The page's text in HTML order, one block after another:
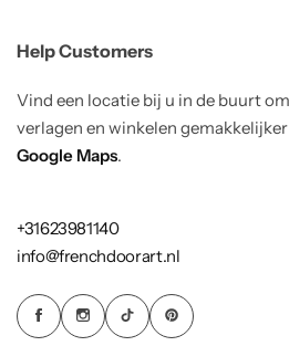
Help Customers
Vind een locatie bij u in de buurt
verlagen en winkelen
Google Maps.
+31623981140
info@frenchdoorart.nl